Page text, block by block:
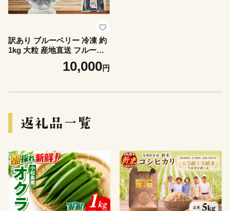
訳あり ブルーベリー 冷凍 約
1kg 大粒 産地直送 フルーツ
ブルーベリー 新鮮 人気 果物
おすすめ フルーツ 四国 徳島
旬 ふるさと納税ブルーベリ
ー ふるさとブルーベリー 美
一緒に 忙しい 朝 に おすすめ
10,000円